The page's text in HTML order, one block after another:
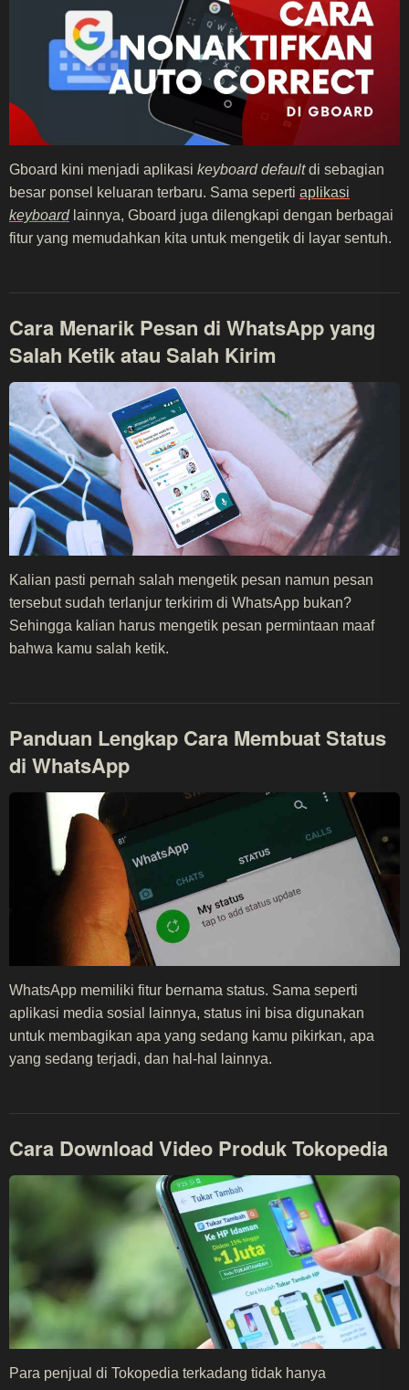
Gboard kini menjadi aplikasi keyboard defaultdi sebagian
besar ponsel keluaran terbaru. Sama seperti aplikasi
keyboardlainnya, Gboard juga dilengkapi dengan berbagai
fitur yang memudahkan kita untuk mengetik di layar sentuh.
Cara Menarik Pesan di WhatsApp yang
Salah Ketik atau Salah Kirim
Kalian pasti pernah salah mengetik pesan namun pesan
tersebut sudah terlanjur terkirim di WhatsApp bukan?
Sehingga kalian harus mengetik pesan permintaan maaf
bahwa kamu salah ketik.
Panduan Lengkap Cara Membuat Status
di WhatsApp
WhatsApp memiliki fitur bernama status. Sama seperti
aplikasi media sosial lainnya, status ini bisa digunakan
untuk membagikan apa yang sedang kamu pikirkan, apa
yang sedang terjadi, dan hal-hal lainnya.
Cara Download Video Produk Tokopedia
Para penjual di Tokopedia terkadang tidak hanya